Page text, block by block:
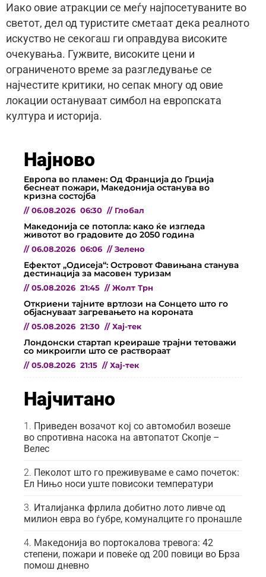
Иако овие атракции се меѓу најпосетуваните во
светот, дел од туристите сметаат дека реалното
искуство не секогаш ги оправдува високите
очекувања. Гужвите, високите цени и
ограниченото време за разгледување се
најчестите критики, но сепак многу од овие
локации остануваат симбол на европската
култура и историја.
Најново
Европа во пламен: Од Франција до Грција
беснеат пожари, Македонија останува во
кризна состојба
// 06.08.2026 06:30 // Глобал
Македонија се потопла: како ќе изгледа
животот во градовите до 2050 година
// 06.08.2026 06:06 // Зелено
Ефектот „Одисеја“: Островот Фавињана станува
дестинација за масовен туризам
// 05.08.2026 21:45 // Жолт Трн
Откриени тајните вртлози на Сонцето што го
објаснуваат загревањето на короната
// 05.08.2026 21:30 // Хај-тек
Лондонски стартап креираше трајни тетоважи
со микроигли што се раствораат
// 05.08.2026 21:15 // Хај-тек
Најчитано
Приведен возачот кој со автомобил возеше
во спротивна насока на автопатот Скопје –
Велес
Пеколот што го преживуваме е само почеток:
Ел Нињо носи уште повисоки температури
Италијанка фрлила добитно лото ливче од
милион евра во ѓубре, комуналците го пронашле
Македонија во портокалова тревога: 42
степени, пожари и повеќе од 200 повици во Брза
помош дневно